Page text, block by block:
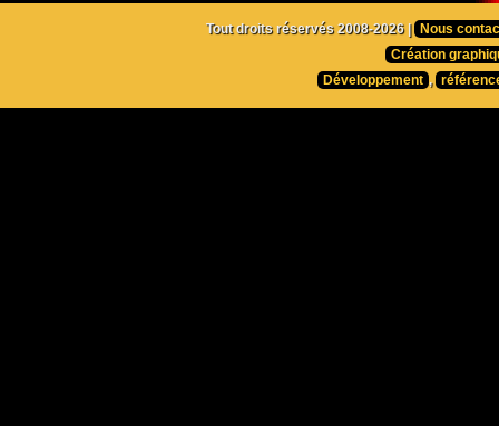
Tout droits réservés 2008-2026 |
Nous
Création
Développement ,